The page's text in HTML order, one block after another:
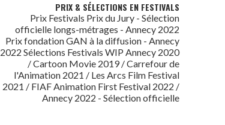
PRIX & SÉLECTIONS EN FESTIVALS
Prix Festivals Prix du Jury - Sélection
officielle longs-métrages - Annecy 2022
Prix fondation GAN à la diffusion - Annecy
2022 Sélections Festivals WIP Annecy 2020
/ Cartoon Movie 2019 / Carrefour de
l'Animation 2021 / Les Arcs Film Festival
2021 / FIAF Animation First Festival 2022 /
Annecy 2022 - Sélection officielle